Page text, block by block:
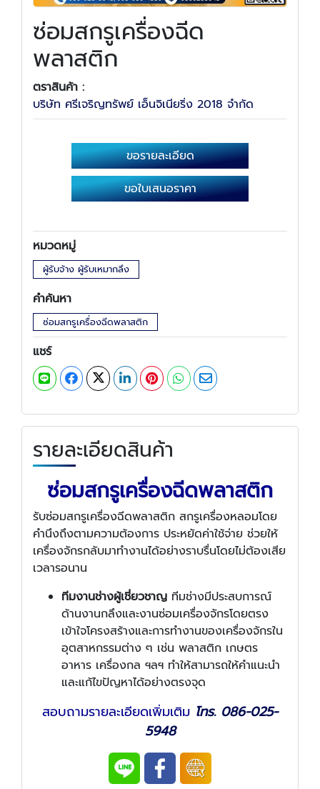
ซ่อมสกรูเครื่องฉีด
พลาสติก
ตราสินค้า :
บริษัท ศรีเจริญทรัพย์ เอ็นจิเนียริ่ง 2018 จำกัด
ขอรายละเอียด
ขอใบเสนอราคา
หมวดหมู่
ผู้รับจ้าง ผู้รับเหมากลึง
คำค้นหา
ซ่อมสกรูเครื่องฉีดพลาสติก
แชร์
รายละเอียดสินค้า
ซ่อมสกรูเครื่องฉีดพลาสติก
รับซ่อมสกรูเครื่องฉีดพลาสติก สกรูเครื่องหลอมโดย
คำนึงถึงตามความต้องการ ประหยัดค่าใช้จ่าย ช่วยให้
เครื่องจักรกลับมาทำงานได้อย่างราบรื่นโดยไม่ต้องเสีย
เวลารอนาน
ทีมงานช่างผู้เชี่ยวชาญ ทีมช่างมีประสบการณ์
ด้านงานกลึงและงานซ่อมเครื่องจักรโดยตรง
เข้าใจโครงสร้างและการทำงานของเครื่องจักรใน
อุตสาหกรรมต่าง ๆ เช่น พลาสติก เกษตร
อาหาร เครื่องกล ฯลฯ ทำให้สามารถให้คำแนะนำ
และแก้ไขปัญหาได้อย่างตรงจุด
สอบถามรายละเอียดเพิ่มเติม โทร. 086-025-
5948